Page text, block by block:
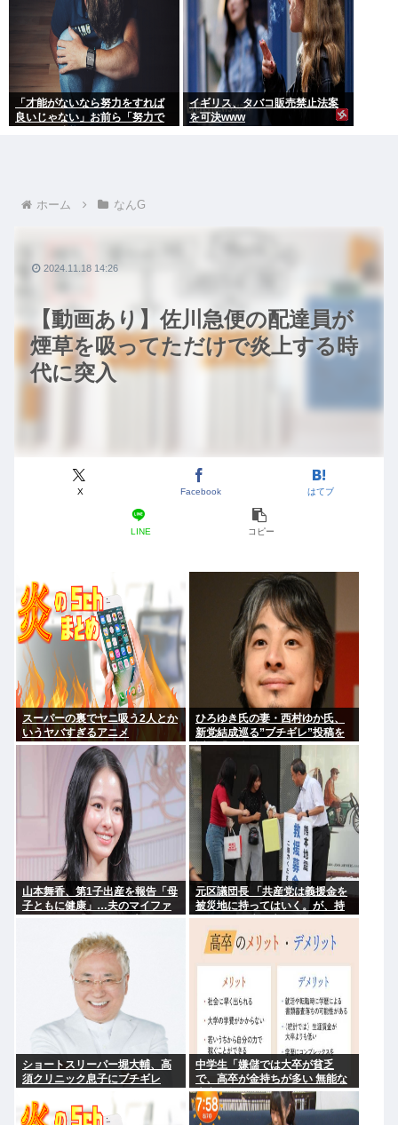
「才能がないなら努力をすれば
良いじゃない」お前ら「努力で
イギリス、タバコ販売禁止法案
を可決www
ホーム なんG
【動画あり】佐川急便の配達員が
煙草を吸ってただけで炎上する時
代に突入
X Facebook はてブ
LINE コピー
2024.11.18 14:26
スーパーの裏でヤニ吸う2人とか
いうヤバすぎるアニメ
ひろゆき氏の妻・西村ゆか氏、
新党結成巡る”ブチギレ”投稿を
謝罪「配慮に欠けた行動でし
た」 夫婦で投稿
山本舞香、第1子出産を報告「母
子ともに健康」…夫のマイファ
森昌子さんの孫
元区議団長 「共産党は義援金を
被災地に持ってはいく。が、持
って行った先で党の活動のため
に使う」
ショートスリーパー堀大輔、高
須クリニック息子にブチギレ
中学生「嫌儲では大卒が貧乏
で、高卒が金持ちが多い 無能な
大卒の集まりw」エックスで一万
いいね